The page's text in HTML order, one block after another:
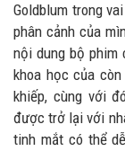
Goldblum trong
phân cảnh của
nội dung bộ phim
khoa học của
khiếp, cùng với
được trở lại với
tinh mắt có thể